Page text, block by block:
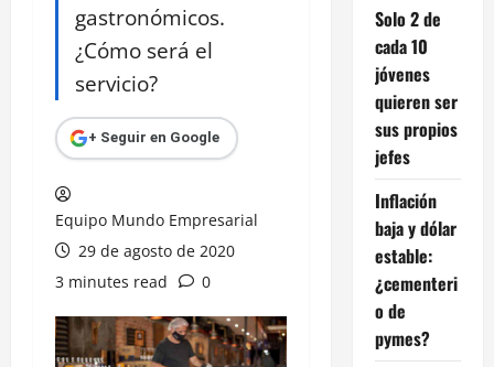
gastronómicos.
¿Cómo será el
servicio?
+ Seguir en Google
Equipo Mundo Empresarial
29 de agosto de 2020
3 minutes read
0
Solo 2 de
cada 10
jóvenes
quieren ser
sus propios
jefes
Inflación
baja y dólar
estable:
¿cementeri
o de
pymes?